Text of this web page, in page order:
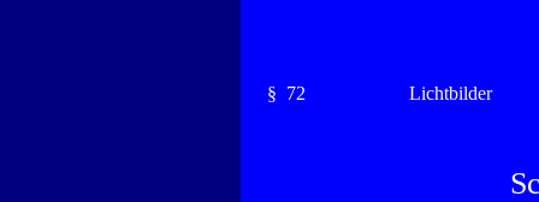
§ 72 Lichtbilder